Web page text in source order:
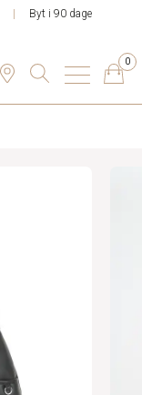
Byt i 90 dage
0